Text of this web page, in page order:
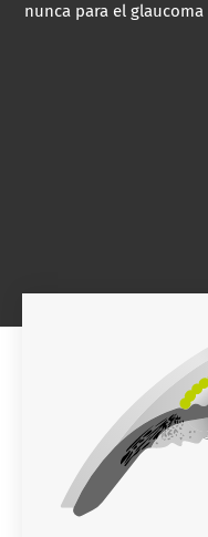
nunca para el glaucoma